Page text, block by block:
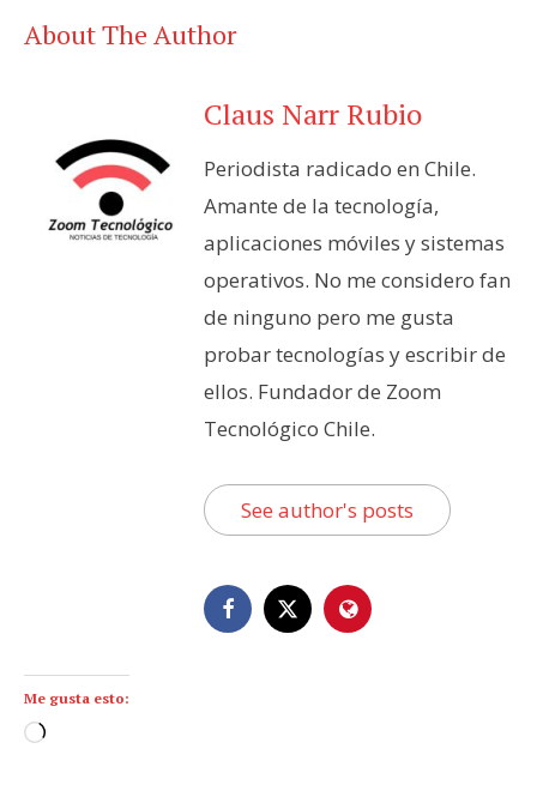
About The Author
Claus Narr Rubio
Periodista radicado en Chile.
Amante de la tecnología,
aplicaciones móviles y sistemas
operativos. No me considero fan
de ninguno pero me gusta
probar tecnologías y escribir de
ellos. Fundador de Zoom
Tecnológico Chile.
See author's posts
Me gusta esto:
C